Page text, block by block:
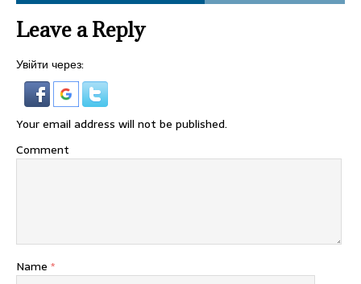
Leave a Reply
Увійти через:
Your email address will not be published.
Comment
Name *